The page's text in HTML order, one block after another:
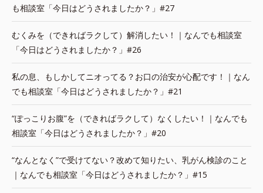
も相談室「今日はどうされましたか？」#27
むくみを（できればラクして）解消したい！｜なんでも相談室
「今日はどうされましたか？」#26
私の息、もしかしてニオってる？お口の治安が心配です！｜なん
でも相談室「今日はどうされましたか？」#21
“ぽっこりお腹”を（できればラクして）なくしたい！｜なんでも
相談室「今日はどうされましたか？」#20
“なんとなく”で受けてない？改めて知りたい、乳がん検診のこと
｜なんでも相談室「今日はどうされましたか？」#15